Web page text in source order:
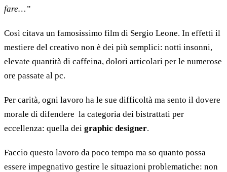
fare…”
Così citava un famosissimo film di Sergio Leone. In effetti il
mestiere del creativo non è dei più semplici: notti insonni,
elevate quantità di caffeina, dolori articolari per le numerose
ore passate al pc.
Per carità, ogni lavoro ha le sue difficoltà ma sento il dovere
morale di difendere la categoria dei bistrattati per
eccellenza: quella dei graphic designer.
Faccio questo lavoro da poco tempo ma so quanto possa
essere impegnativo gestire le situazioni problematiche: non